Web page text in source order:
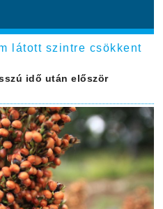
látott szintre csökkent
idő után először